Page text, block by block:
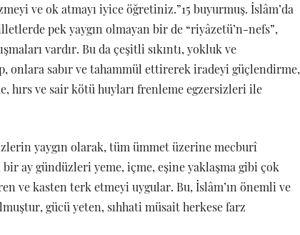
ve ok atmayı iyice öğretiniz.”15 buyurmuş. İslâm’da
pek yaygın olmayan bir de “riyâzetü’n-nefs”,
vardır. Bu da çeşitli sıkıntı, yokluk ve
onlara sabır ve tahammül ettirerek iradeyi güçlendirme,
hırs ve sair kötü huyları frenleme egzersizleri ile
yaygın olarak, tüm ümmet üzerine mecburî
ay gündüzleri yeme, içme, eşine yaklaşma gibi çok
ve kasten terk etmeyi uygular. Bu, İslâm’ın önemli ve
gücü yeten, sıhhati müsait herkese farz